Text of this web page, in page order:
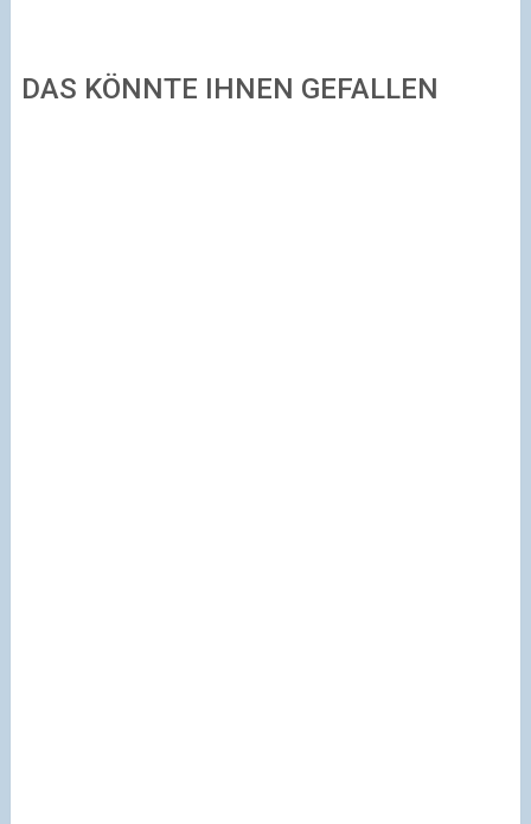
DAS KÖNNTE IHNEN GEFALLEN